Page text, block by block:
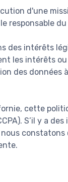
d'une
responsable
des intérêts
les intérêts
des données
cette
S’il y a
nous